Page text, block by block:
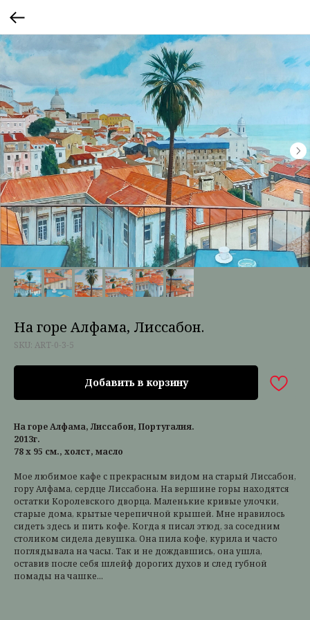
На горе Алфама, Лиссабон.
SKU: ART-0-3-5
Добавить в корзину
На горе Алфама, Лиссабон, Португалия.
2013г.
78 х 95 см., холст, масло
Мое любимое кафе с прекрасным видом на старый Лиссабон,
гору Алфама, сердце Лиссабона. На вершине горы находятся
остатки Королевского дворца. Маленькие кривые улочки,
старые дома, крытые черепичной крышей. Мне нравилось
сидеть здесь и пить кофе. Когда я писал этюд, за соседним
столиком сидела девушка. Она пила кофе, курила и часто
поглядывала на часы. Так и не дождавшись, она ушла,
оставив после себя шлейф дорогих духов и след губной
помады на чашке...